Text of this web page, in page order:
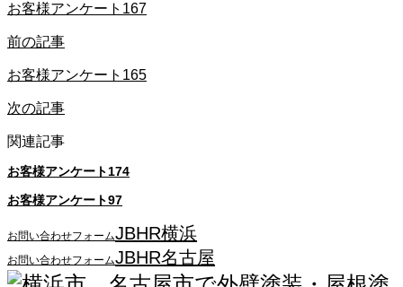
お客様アンケート167
前の記事
お客様アンケート165
次の記事
関連記事
お客様アンケート174
お客様アンケート97
お問い合わせフォームJBHR横浜
お問い合わせフォームJBHR名古屋